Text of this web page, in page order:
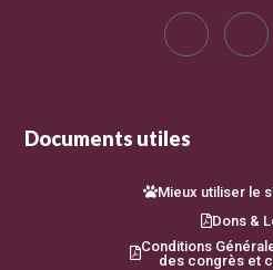
Documents utiles
Mieux utiliser le
Dons &
Conditions
des congrès et